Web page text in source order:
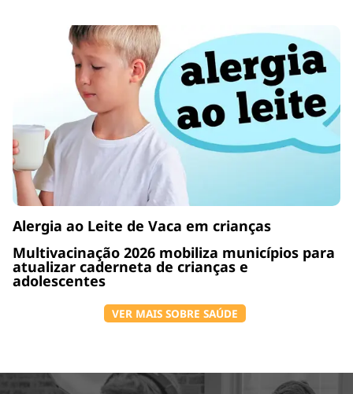
Alergia ao Leite de Vaca em crianças
Multivacinação 2026 mobiliza municípios para
atualizar caderneta de crianças e
adolescentes
VER MAIS SOBRE SAÚDE